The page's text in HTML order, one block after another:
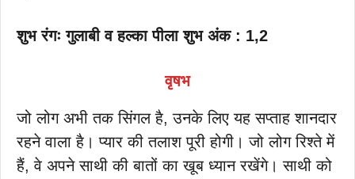
शुभ रंगः गुलाबी व हल्का पीला शुभ अंक : 1,2
वृषभ
जो लोग अभी तक सिंगल है, उनके लिए यह सप्ताह शानदार
रहने वाला है। प्यार की तलाश पूरी होगी। जो लोग रिश्ते में
हैं, वे अपने साथी की बातों का खूब ध्यान रखेंगे। साथी को